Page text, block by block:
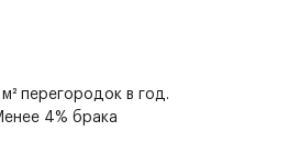
перегородок в год.
4% брака